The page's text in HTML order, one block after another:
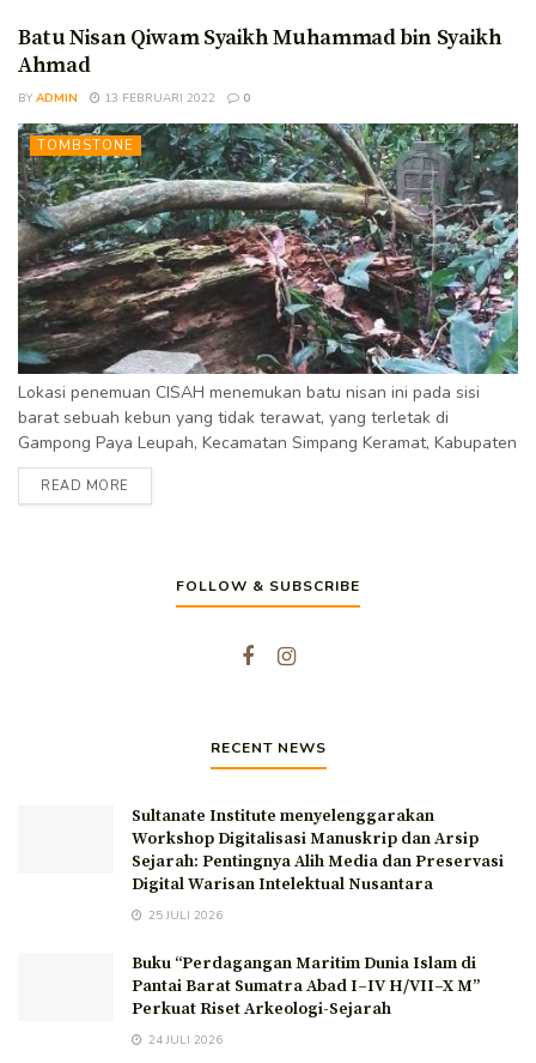
kondisi baik sekali dengan bagian puncak sudah patah. Inskripsi
bica dibaca dengan...
Batu Nisan Qiwam Syaikh Muhammad bin Syaikh
Ahmad
BY ADMIN 13 FEBRUARI 2022 0
TOMBSTONE
Lokasi penemuan CISAH menemukan batu nisan ini pada sisi
barat sebuah kebun yang tidak terawat, yang terletak di
Gampong Paya Leupah, Kecamatan Simpang Keramat, Kabupaten
Aceh Utara. Kondisi Ditemukan dalam kondisi sangat baik.
Inskripsi bisa dibaca dengan jelas. Batu nisan masih tegak
READ MORE
FOLLOW & SUBSCRIBE
RECENT NEWS
Sultanate Institute menyelenggarakan
Workshop Digitalisasi Manuskrip dan Arsip
Sejarah: Pentingnya Alih Media dan Preservasi
Digital Warisan Intelektual Nusantara
25 JULI 2026
Buku “Perdagangan Maritim Dunia Islam di
Pantai Barat Sumatra Abad I–IV H/VII–X M”
Perkuat Riset Arkeologi-Sejarah
24 JULI 2026